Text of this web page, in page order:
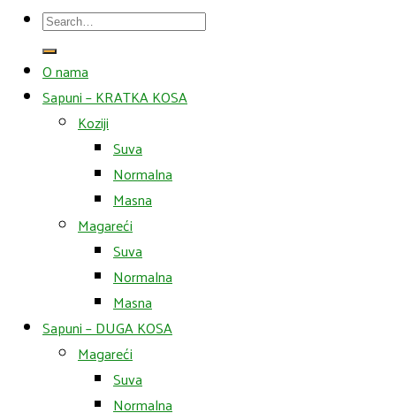
Search
for:
O nama
Sapuni – KRATKA KOSA
Koziji
Suva
Normalna
Masna
Magareći
Suva
Normalna
Masna
Sapuni – DUGA KOSA
Magareći
Suva
Normalna